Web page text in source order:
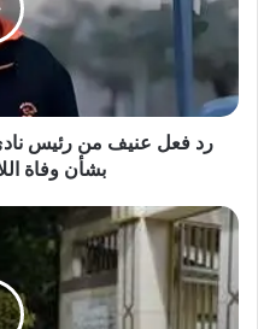
رئيس
مودرن
سبورت
على
التحقيق
اللاعب
أحمد
رفعت
رد فعل عنيف من رئيس
بشأن وفاة
قرار
قضائي
بإخلاء
سبيل
شخص